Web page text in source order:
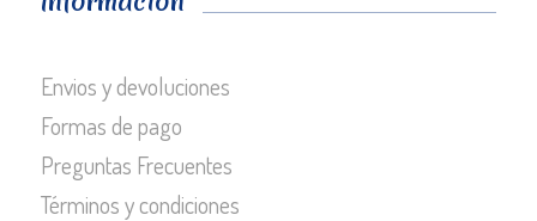
Envios y devoluciones
Formas de pago
Preguntas Frecuentes
Términos y condiciones